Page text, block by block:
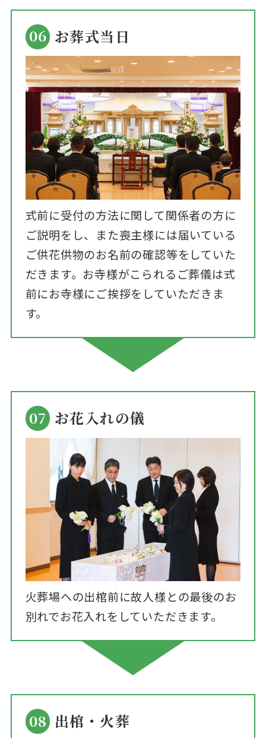
06 お葬式当日
式前に受付の方法に関して関係者の方に
ご説明をし、また喪主様には届いている
ご供花供物のお名前の確認等をしていた
だきます。お寺様がこられるご葬儀は式
前にお寺様にご挨拶をしていただきま
す。
07 お花入れの儀
火葬場への出棺前に故人様との最後のお
別れでお花入れをしていただきます。
08 出棺・火葬